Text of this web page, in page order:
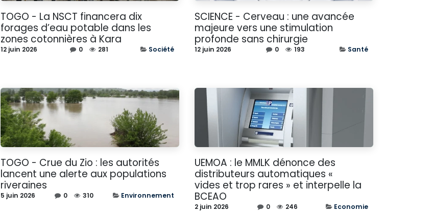
TOGO - La NSCT financera dix
forages d’eau potable dans les
zones cotonnières à Kara
12 juin 2026 0 281 Société
SCIENCE - Cerveau : une avancée
majeure vers une stimulation
profonde sans chirurgie
12 juin 2026 0 193 Santé
TOGO - Crue du Zio : les autorités
lancent une alerte aux populations
riveraines
5 juin 2026 0 310 Environnement
UEMOA : le MMLK dénonce des
distributeurs automatiques «
vides et trop rares » et interpelle la
BCEAO
2 juin 2026 0 246 Economie